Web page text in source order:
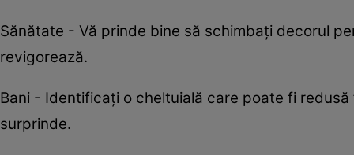
Sănătate - Vă prinde bine să schimbați decorul
revigorează.
Bani - Identificați o cheltuială care poate fi
surprinde.